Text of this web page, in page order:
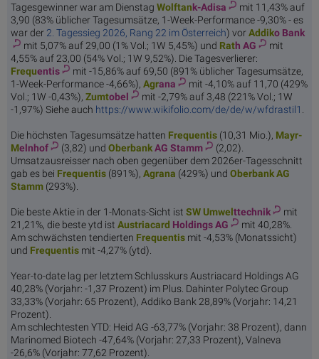
Tagesgewinner war am Dienstag Wolftank-Adisa
mit 11,43% auf
3,90 (83% üblicher Tagesumsätze, 1-Week-Performance -9,30% - es
war der2. Tagessieg 2026, Rang 22 im Österreich) vorAddiko Bank
mit 5,07% auf 29,00 (1% Vol.; 1W 5,45%) und Rath AG
mit
4,55% auf 23,00 (54% Vol.; 1W 9,52%). Die Tagesverlierer:
Frequentis
mit -15,86% auf 69,50 (891% üblicher Tagesumsätze,
1-Week-Performance -4,66%), Agrana
mit -4,10% auf 11,70 (429%
Vol.; 1W -0,43%), Zumtobel
mit -2,79% auf 3,48 (221% Vol.; 1W
-1,97%) Siehe auch https://www.wikifolio.com/de/de/w/wfdrastil1
Die höchsten Tagesumsätze hatten Frequentis (10,31 Mio.), Mayr-
Melnhof (3,82) und OberbankAG Stamm
(2,02).
Umsatzausreisser nach oben gegenüber dem 2026er-Tagesschnitt
gab es bei Frequentis (891%), Agrana (429%) und OberbankAG
Stamm (293%).
Die beste Aktie in der 1-Monats-Sicht ist SW Umwelttechnik
mit
21,21%, die beste ytd ist Austriacard Holdings AG
mit 40,28%.
Am schwächsten tendierten Frequentis mit -4,53% (Monatssicht)
und Frequentis mit -4,27% (ytd).
Year-to-date lag per letztem Schlusskurs Austriacard Holdings AG
40,28% (Vorjahr: -1,37 Prozent) im Plus. Dahinter Polytec Group
33,33% (Vorjahr: 65 Prozent), Addiko Bank 28,89% (Vorjahr: 14,21
Prozent).
Am schlechtesten YTD: Heid AG -63,77% (Vorjahr: 38 Prozent), dann
Marinomed Biotech -47,64% (Vorjahr: 27,33 Prozent), Valneva
-26,6% (Vorjahr: 77,62 Prozent).